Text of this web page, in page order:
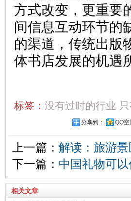
方式改变，更重要
间信息互动环节的
的渠道，传统出版
体书店发展的机遇
标签： 没有过时的行业
分享到： QQ空
上一篇： 解读：旅游
下一篇： 中国礼物可
相关文章